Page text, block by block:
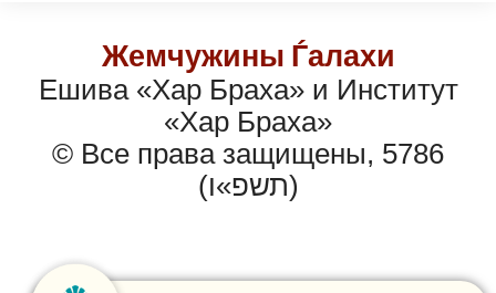
Жемчужины Ѓалахи
Ешива «Хар Браха» и Институт
«Хар Браха»
© Все права защищены, 5786
(תשפ»ו)